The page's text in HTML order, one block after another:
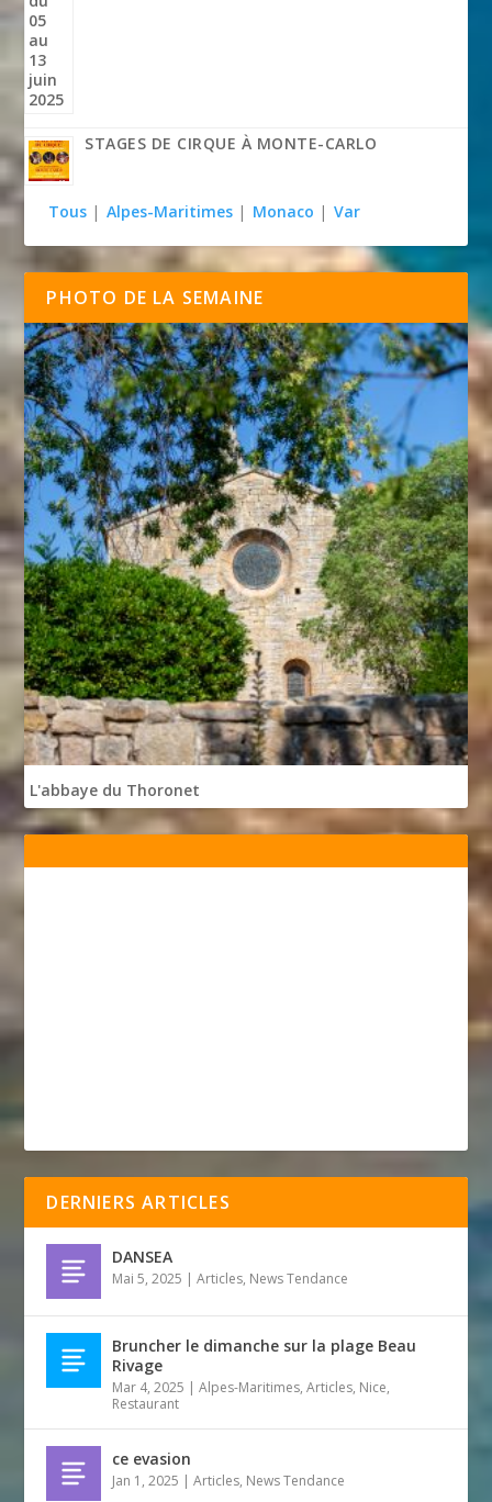
STAGES DE CIRQUE À MONTE-CARLO
Tous | Alpes-Maritimes | Monaco | Var
PHOTO DE LA SEMAINE
L'abbaye du Thoronet
DERNIERS ARTICLES
DANSEA
Mai 5, 2025 |Articles, News Tendance
Bruncher le dimanche sur la plage Beau
Rivage
Mar 4, 2025 |Alpes-Maritimes,Articles, Nice,
Restaurant
ce evasion
Jan 1, 2025 |Articles, News Tendance